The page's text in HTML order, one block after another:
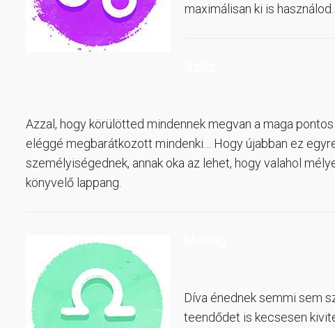
maximálisan ki is
Azzal, hogy körülötted mindennek megvan a maga
eléggé megbarátkozott mindenki… Hogy újabban ez
személyiségednek, annak oka az lehet, hogy valahol
könyvelő lappang.
Díva énednek semmi sem
teendődet is kecsesen